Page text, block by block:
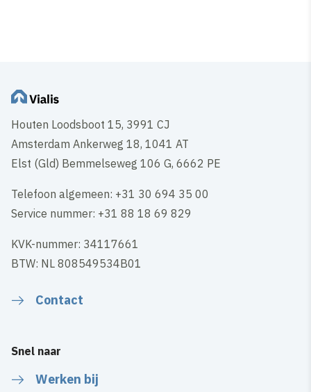
Houten Loodsboot 15, 3991 CJ
Amsterdam Ankerweg 18, 1041 AT
Elst (Gld) Bemmelseweg 106 G, 6662 PE
Telefoon algemeen: +31 30 694 35 00
Service nummer: +31 88 18 69 829
KVK-nummer: 34117661
BTW: NL 808549534B01
Contact
Snel naar
Werken bij